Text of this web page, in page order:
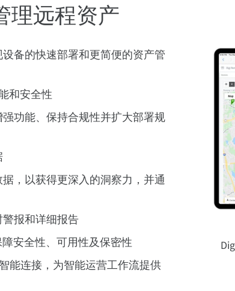
Manager 包括一个强大的功能--配置管理器，
对所有设备应用相同的配置，以实现快速部署
配置管理器还能监控已部署设备的非预期或未
Manager 简化了网络管理。您可以根据需要
时间或指定条件下执行系统测试、ping 设备、
的健康指标、启动业务流程或发布报告。使用
战性且耗时的任务进行管理。
要，为各种事件和条件设置警报。其中包括温
设备监控警报。例如，如果设备计划在预定时
Reach：无需VPN的复杂操
是Digi Remote Manager 的一项内置Digi
位于 Digi 路由器后方的设备。与传统远程访问
户与目标设备之间建立安全的直接连接，从而
能 | 安全边缘访问解决方案 下载
Manager 让您可以跟踪和管理网络边缘的设
，采用边缘计算策略有助于改善网络负载。通过
然后将固件更新快速部署到选定组中的所有设备
Manager 与 Digi TrustFence® 集成，Digi
战略。Digi TrustFence 使您能够在使用 Digi 设
理远程资产
备的快速部署和更简便的资产管
和安全性
功能、保持合规性并扩大部署规
，以获得更深入的洞察力，并通
报和详细报告
安全性、可用性及保密性
能连接，为智能运营工作流提供